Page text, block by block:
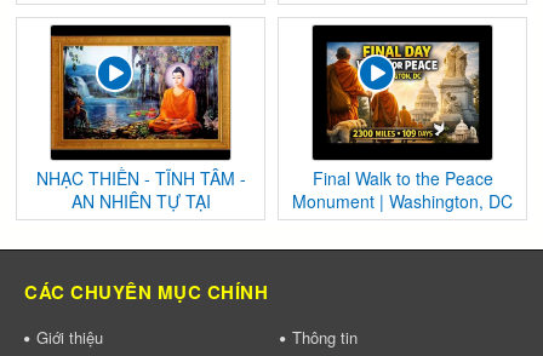
NHẠC THIỀN - TĨNH TÂM -
AN NHIÊN TỰ TẠI
Final Walk to the Peace
Monument | Washington, DC
CÁC CHUYÊN MỤC CHÍNH
Giới thiệu
Thông tin